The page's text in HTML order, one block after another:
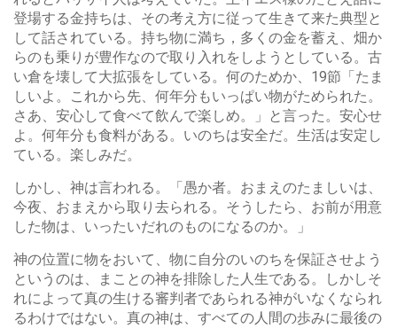
登場する金持ちは、その考え方に従って生きて来た典型と
して話されている。持ち物に満ち，多くの金を蓄え、畑か
らのも乗りが豊作なので取り入れをしようとしている。古
い倉を壊して大拡張をしている。何のためか、19節「たま
しいよ。これから先、何年分もいっぱい物がためられた。
さあ、安心して食べて飲んで楽しめ。」と言った。安心せ
よ。何年分も食料がある。いのちは安全だ。生活は安定し
ている。楽しみだ。
しかし、神は言われる。「愚か者。おまえのたましいは、
今夜、おまえから取り去られる。そうしたら、お前が用意
した物は、いったいだれのものになるのか。」
神の位置に物をおいて、物に自分のいのちを保証させよう
というのは、まことの神を排除した人生である。しかしそ
れによって真の生ける審判者であられる神がいなくなられ
るわけではない。真の神は、すべての人間の歩みに最後の